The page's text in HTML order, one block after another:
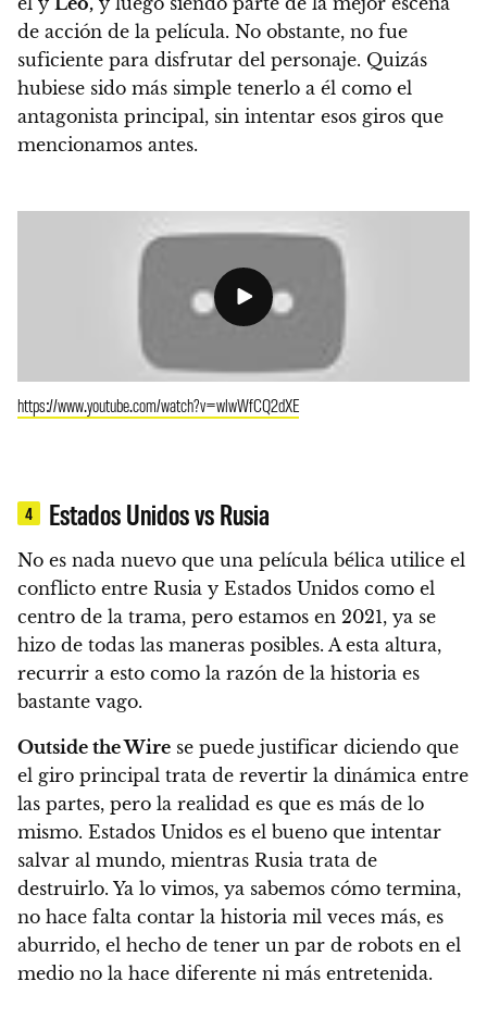
de acción de la película. No obstante, no fue
suficiente para disfrutar del personaje. Quizás
hubiese sido más simple tenerlo a él como el
antagonista principal, sin intentar esos giros que
mencionamos antes.
https://www.youtube.com/watch?v=wlwWfCQ2dXE
4 Estados Unidos vs Rusia
No es nada nuevo que una película bélica utilice el
conflicto entre Rusia y Estados Unidos como el
centro de la trama, pero estamos en 2021, ya se
hizo de todas las maneras posibles. A esta altura,
recurrir a esto como la razón de la historia es
bastante vago.
Outside the Wire se puede justificar diciendo que
el giro principal trata de revertir la dinámica entre
las partes, pero la realidad es que es más de lo
mismo. Estados Unidos es el bueno que intentar
salvar al mundo, mientras Rusia trata de
destruirlo. Ya lo vimos, ya sabemos cómo termina,
no hace falta contar la historia mil veces más, es
aburrido, el hecho de tener un par de robots en el
medio no la hace diferente ni más entretenida.